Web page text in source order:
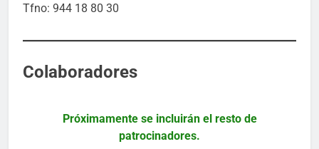
Tfno: 944 18 80 30
Colaboradores
Próximamente se incluirán el resto de
patrocinadores.